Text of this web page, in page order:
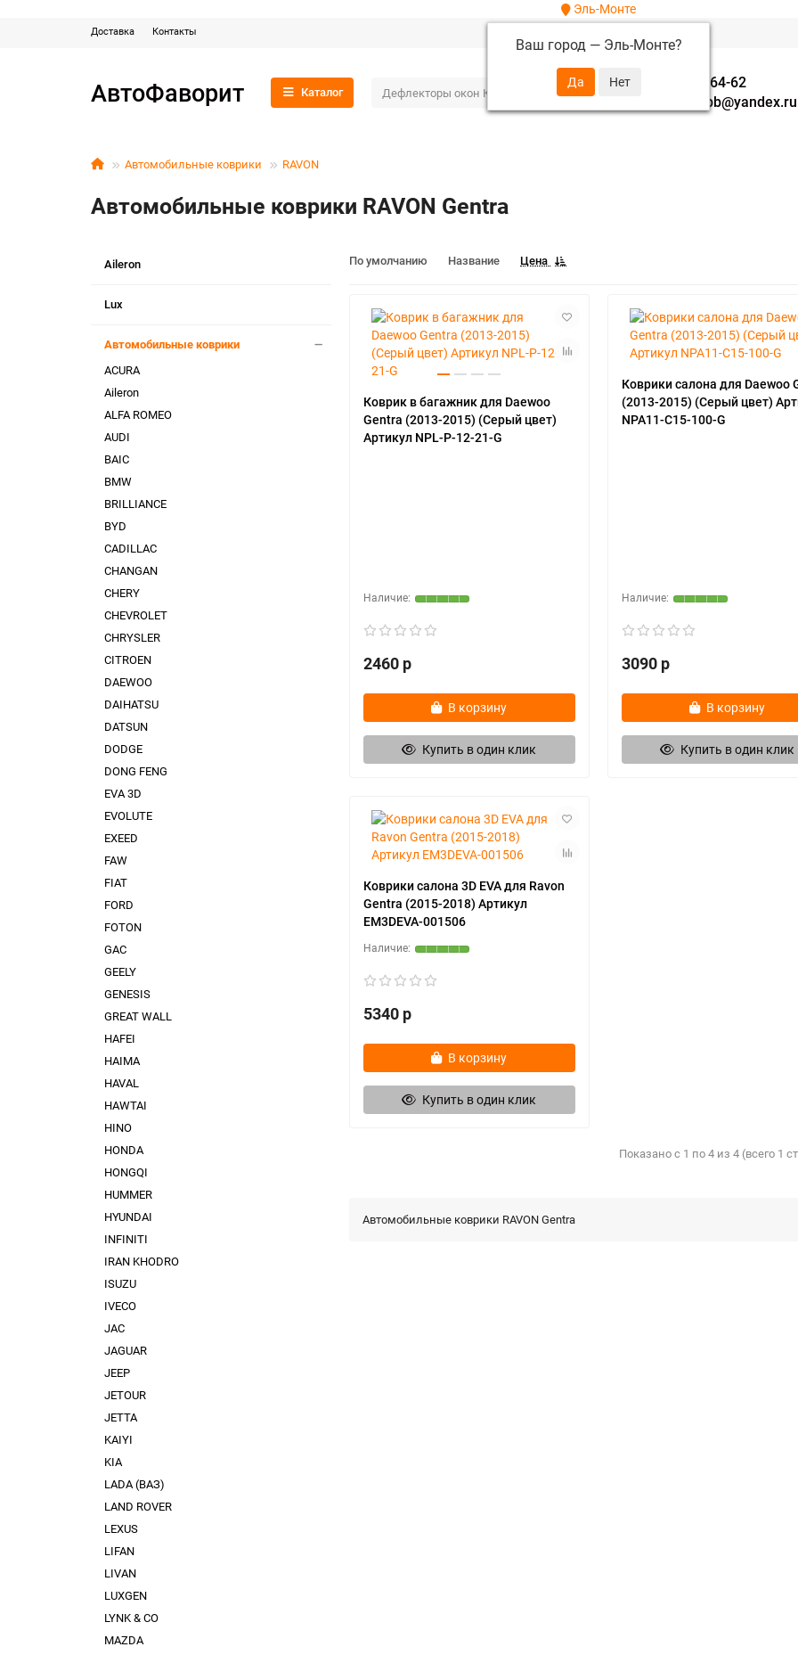
Эль-Монте
Ваш город — Эль-Монте?
Доставка Контакты
АвтоФаворит Каталог
+7 (952) 288-64-62
autofavorit-spb@yandex.ru
Автомобильные коврики RAVON
Автомобильные коврики RAVON Gentra
Aileron
Lux
Автомобильные коврики
ACURA
Aileron
ALFA ROMEO
AUDI
BAIC
BMW
BRILLIANCE
BYD
CADILLAC
CHANGAN
CHERY
CHEVROLET
CHRYSLER
CITROEN
DAEWOO
DAIHATSU
DATSUN
DODGE
DONG FENG
EVA 3D
EVOLUTE
EXEED
FAW
FIAT
FORD
FOTON
GAC
GEELY
GENESIS
GREAT WALL
HAFEI
HAIMA
HAVAL
HAWTAI
HINO
HONDA
HONGQI
HUMMER
HYUNDAI
INFINITI
IRAN KHODRO
ISUZU
IVECO
JAC
JAGUAR
JEEP
JETOUR
JETTA
KAIYI
KIA
LADA (ВАЗ)
LAND ROVER
LEXUS
LIFAN
LIVAN
LUXGEN
LYNK & CO
MAZDA
По умолчанию Название Цена
Коврик в багажник для Daewoo
Gentra (2013-2015) (Серый цвет)
Артикул NPL-P-12-21-G
2460 р
В корзину
Купить в один клик
Коврики салона для Daewoo
(2013-2015) (Серый цвет)
NPA11-C15-100-G
3090 р
В корзину
Купить в один клик
Коврики салона 3D EVA для Ravon
Gentra (2015-2018) Артикул
EM3DEVA-001506
5340 р
В корзину
Купить в один клик
Показано с 1 по 4 из 4 (всего 1
Автомобильные коврики RAVON Gentra